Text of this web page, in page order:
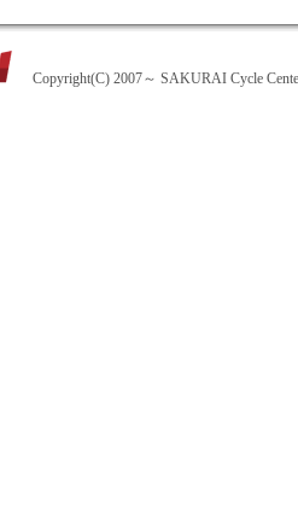
Copyright(C) 2007～ SAKURAI Cycle